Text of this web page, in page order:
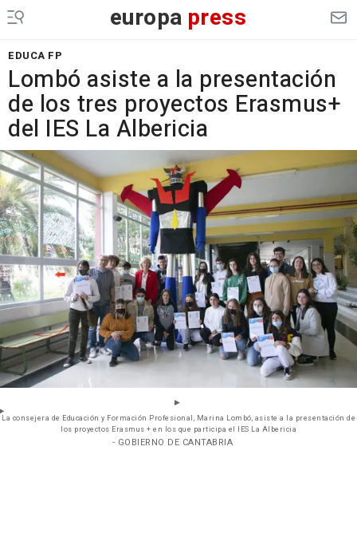
europa press
EDUCA FP
Lombó asiste a la presentación
de los tres proyectos Erasmus+
del IES La Albericia
La consejera de Educación y Formación Profesional, Marina Lombó, asiste a la presentación de
los proyectos Erasmus + en los que participa el IES La Albericia
- GOBIERNO DE CANTABRIA